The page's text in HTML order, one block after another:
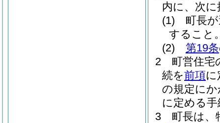
内に、次
(1)
町長
すること
(2)
第19条
2
町営住宅
続を前項
の規定に
に定める
3
町長は、